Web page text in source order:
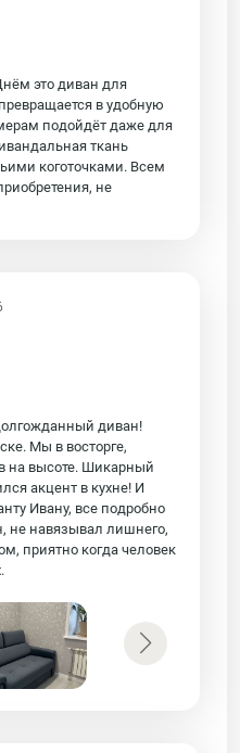
это диван для
в удобную
подойдёт даже для
ткань
коготочками. Всем
не
диван!
Мы в восторге,
на высоте. Шикарный
акцент в кухне! И
Ивану, все подробно
не навязывал лишнего,
приятно когда человек